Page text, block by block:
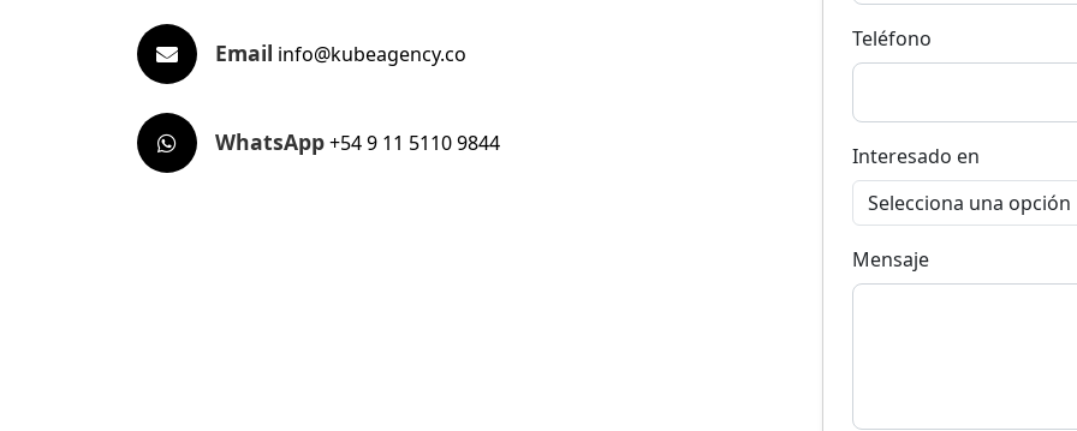
Email info@kubeagency.co
WhatsApp+54 9 11 5110 9844
Teléfono
Interesado en
Mensaje